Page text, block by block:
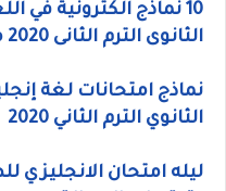
10 نماذج الكترونية في
الثانوى الترم الثانى 2020 مستر سعد عز الدين
نماذج امتحانات لغة
الثانوي الترم الثاني 2020
ليله امتحان الانجليزي